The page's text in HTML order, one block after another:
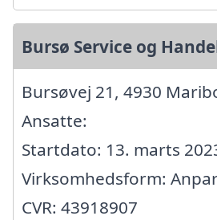
Bursø Service og
Bursøvej 21, 4930
Ansatte:
Startdato: 13. marts
Virksomhedsform:
CVR: 43918907